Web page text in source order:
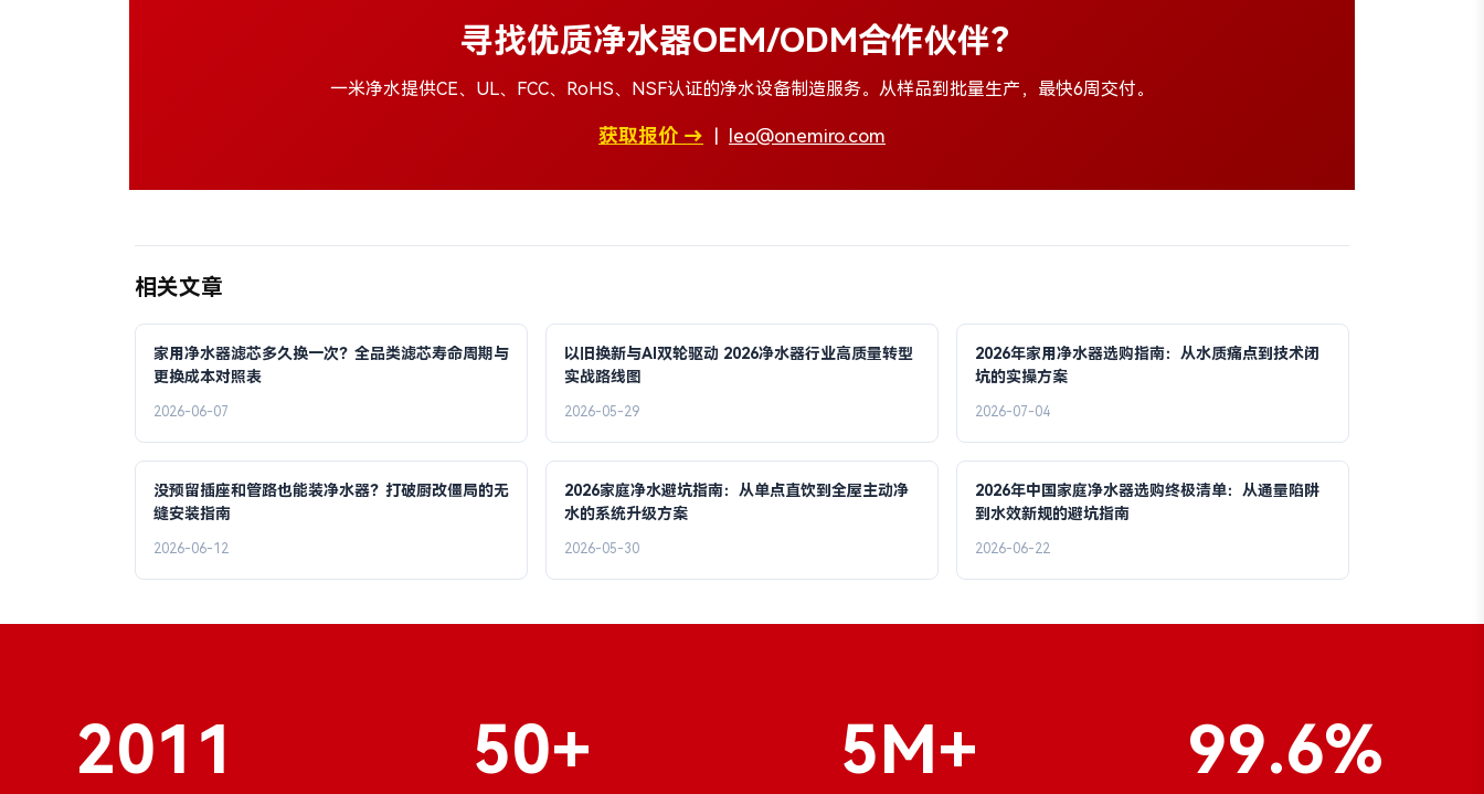
寻找优质净水器OEM/ODM合作伙伴？
一米净水提供CE、UL、FCC、RoHS、NSF认证的净水设备制造服务。从样品到批量生产，最快6周交付。
获取报价 → leo@onemiro.com
相关文章
家用净水器滤芯多久换一次？全品类滤芯寿命周期与
更换成本对照表
2026-06-07
以旧换新与AI双轮驱动 2026净水器行业高质量转型
实战路线图
2026-05-29
2026年家用净水器选购指南：从水质痛点到技术闭
坑的实操方案
2026-07-04
没预留插座和管路也能装净水器？打破厨改僵局的无
缝安装指南
2026-06-12
2026家庭净水避坑指南：从单点直饮到全屋主动净
水的系统升级方案
2026-05-30
2026年中国家庭净水器选购终极清单：从通量陷阱
到水效新规的避坑指南
2026-06-22
2011 50+ 5M+ 99.6%